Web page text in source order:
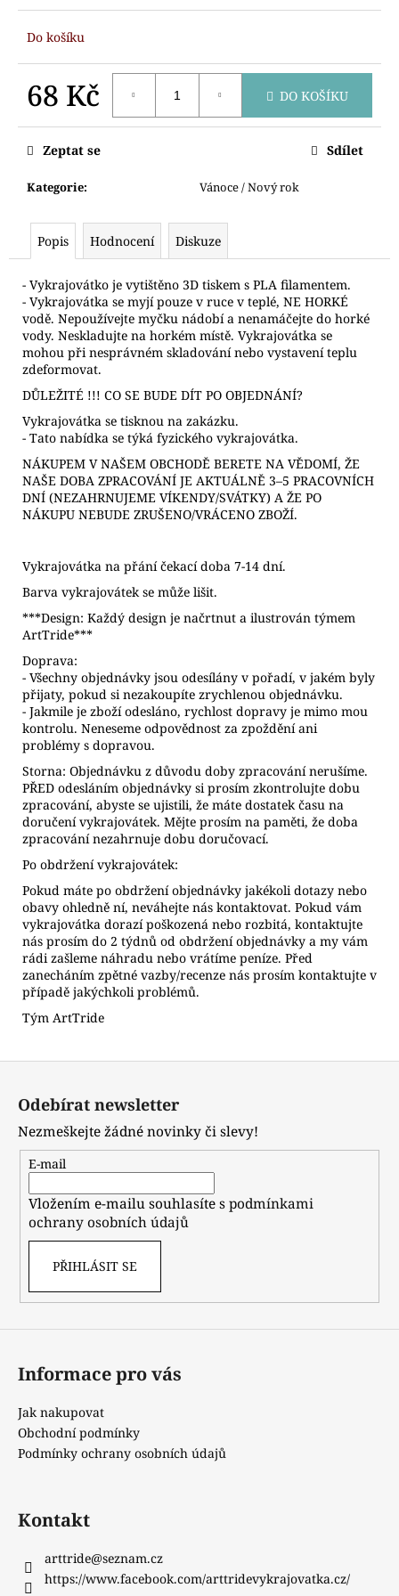
Do košíku
68 Kč DO KOŠÍKU
Kategorie: Vánoce / Nový rok
Zeptat se Sdílet
Popis Hodnocení Diskuze
- Vykrajovátko je vytištěno 3D tiskem s PLA filamentem.
- Vykrajovátka se myjí pouze v ruce v teplé, NE HORKÉ
vodě. Nepoužívejte myčku nádobí a nenamáčejte do horké
vody. Neskladujte na horkém místě. Vykrajovátka se
mohou při nesprávném skladování nebo vystavení teplu
zdeformovat.
DŮLEŽITÉ !!! CO SE BUDE DÍT PO OBJEDNÁNÍ?
Vykrajovátka se tisknou na zakázku.
- Tato nabídka se týká fyzického vykrajovátka.
NÁKUPEM V NAŠEM OBCHODĚ BERETE NA VĚDOMÍ, ŽE
NAŠE DOBA ZPRACOVÁNÍ JE AKTUÁLNĚ 3–5 PRACOVNÍCH
DNÍ (NEZAHRNUJEME VÍKENDY/SVÁTKY) A ŽE PO
NÁKUPU NEBUDE ZRUŠENO/VRÁCENO ZBOŽÍ.
Vykrajovátka na přání čekací doba 7-14 dní.
Barva vykrajovátek se může lišit.
***Design: Každý design je načrtnut a ilustrován týmem
ArtTride***
Doprava:
- Všechny objednávky jsou odesílány v pořadí, v jakém byly
přijaty, pokud si nezakoupíte zrychlenou objednávku.
- Jakmile je zboží odesláno, rychlost dopravy je mimo mou
kontrolu. Neneseme odpovědnost za zpoždění ani
problémy s dopravou.
Storna: Objednávku z důvodu doby zpracování nerušíme.
PŘED odesláním objednávky si prosím zkontrolujte dobu
zpracování, abyste se ujistili, že máte dostatek času na
doručení vykrajovátek. Mějte prosím na paměti, že doba
zpracování nezahrnuje dobu doručovací.
Po obdržení vykrajovátek:
Pokud máte po obdržení objednávky jakékoli dotazy nebo
obavy ohledně ní, neváhejte nás kontaktovat. Pokud vám
vykrajovátka dorazí poškozená nebo rozbitá, kontaktujte
nás prosím do 2 týdnů od obdržení objednávky a my vám
rádi zašleme náhradu nebo vrátíme peníze. Před
zanecháním zpětné vazby/recenze nás prosím kontaktujte v
případě jakýchkoli problémů.
Tým ArtTride
e
m
VYKRAJOVÁTKO
ČEPICÍ
81
Odebírat newsletter
Nezmeškejte žádné novinky či slevy!
E-mail
Vložením e-mailu souhlasíte spodmínkami
ochrany osobních údajů
PŘIHLÁSIT SE
Informace pro vás
Jak nakupovat
Obchodní podmínky
Podmínky ochrany osobních údajů
Kontakt
arttride@seznam.cz
https://www.facebook.com/arttridevykrajovatka.cz/